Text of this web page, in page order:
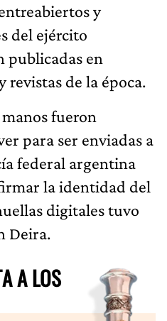
y
del ejército
publicadas en
de la época.
fueron
para ser enviadas a
federal argentina
la identidad del
digitales tuvo
Deira.
A LOS